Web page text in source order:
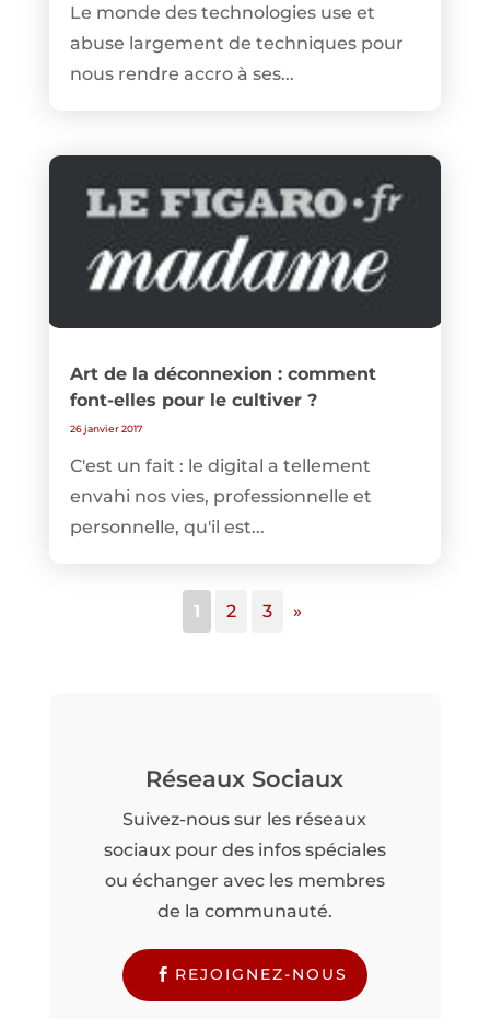
Le monde des technologies use et
abuse largement de techniques pour
nous rendre accro à ses...
Art de la déconnexion : comment
font-elles pour le cultiver ?
26 janvier 2017
C'est un fait : le digital a tellement
envahi nos vies, professionnelle et
personnelle, qu'il est...
1 2 3 »
Réseaux Sociaux
Suivez-nous sur les réseaux
sociaux pour des infos spéciales
ou échanger avec les membres
de la communauté.
REJOIGNEZ-NOUS